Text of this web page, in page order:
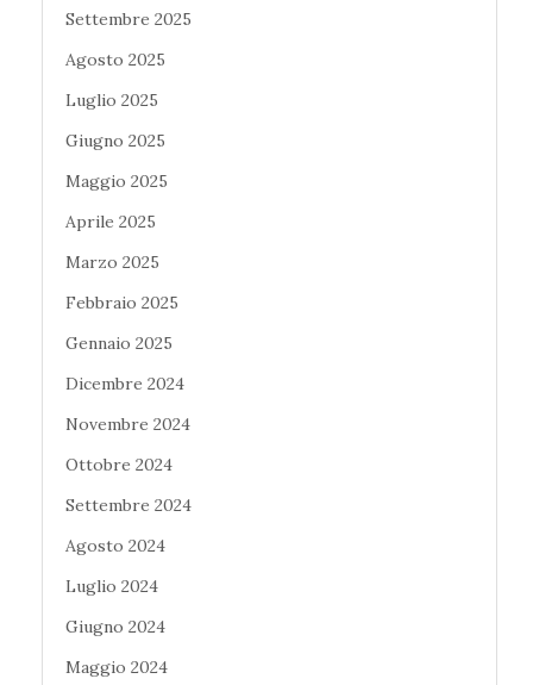
Settembre 2025
Agosto 2025
Luglio 2025
Giugno 2025
Maggio 2025
Aprile 2025
Marzo 2025
Febbraio 2025
Gennaio 2025
Dicembre 2024
Novembre 2024
Ottobre 2024
Settembre 2024
Agosto 2024
Luglio 2024
Giugno 2024
Maggio 2024